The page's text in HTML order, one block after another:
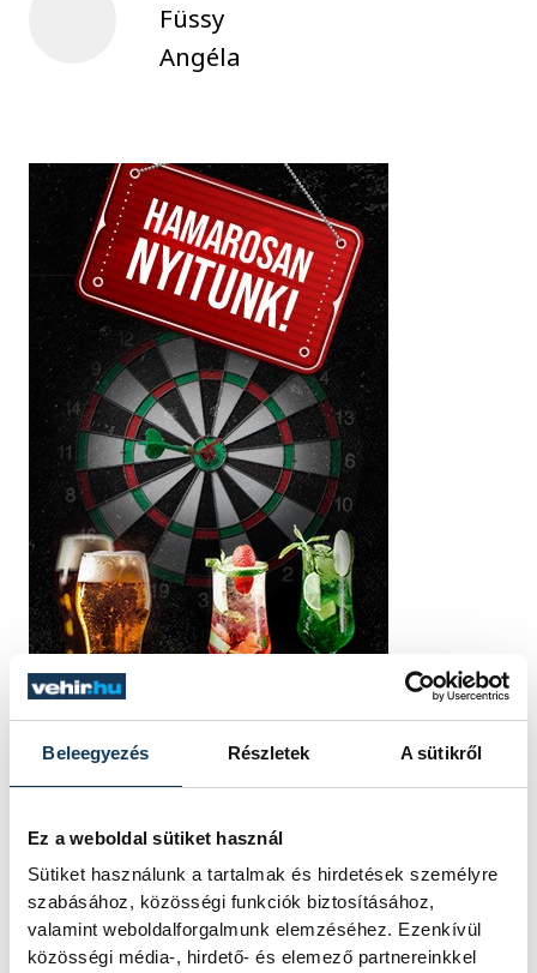
Beleegyezés Részletek A sütikről
Ez a weboldal sütiket használ
Sütiket használunk a tartalmak és hirdetések személyre
szabásához, közösségi funkciók biztosításához,
valamint weboldalforgalmunk elemzéséhez. Ezenkívül
közösségi média-, hirdető- és elemező partnereinkkel
Füssy
Angéla